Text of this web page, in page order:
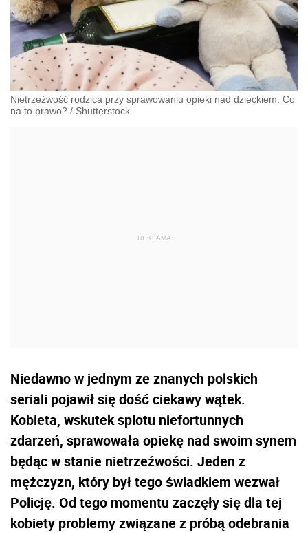
Nietrzeźwość rodzica przy sprawowaniu opieki nad dzieckiem. Co
na to prawo? / Shutterstock
Niedawno w jednym ze znanych polskich
seriali pojawił się dość ciekawy wątek.
Kobieta, wskutek splotu niefortunnych
zdarzeń, sprawowała opiekę nad swoim synem
będąc w stanie nietrzeźwości. Jeden z
mężczyzn, który był tego świadkiem wezwał
Policję. Od tego momentu zaczęły się dla tej
kobiety problemy związane z próbą odebrania